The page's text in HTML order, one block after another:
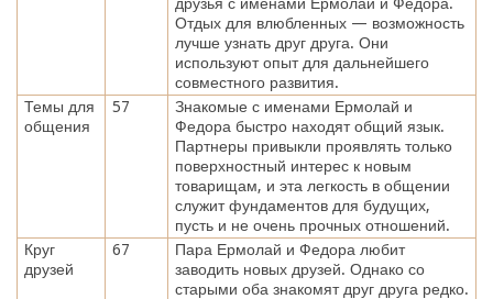
Отдых для влюбленных — возможность
лучше узнать друг друга. Они
используют опыт для дальнейшего
совместного развития.
Темы для
общения
57
Знакомые с именами Ермолай и
Федора быстро находят общий язык.
Партнеры привыкли проявлять только
поверхностный интерес к новым
товарищам, и эта легкость в общении
служит фундаментов для будущих,
пусть и не очень прочных отношений.
Круг
друзей
67
Пара Ермолай и Федора любит
заводить новых друзей. Однако со
старыми оба знакомят друг друга редко.